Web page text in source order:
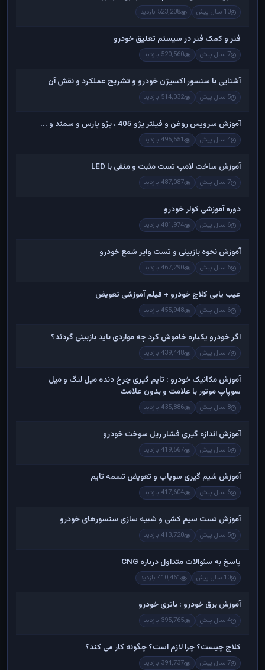
10 سال پیش 523,208 بازدید
فنر و کمک فنر در سیستم تعلیق خودرو
7 سال پیش 520,560 بازدید
آشنایی با سنسور اکسیژن خودرو و تشریح عملکرد و نقش آن
5 سال پیش 514,032 بازدید
آموزش سرویس روغن و فیلتر پژو 405 ، پژو پارس و سمند و ...
4 سال پیش 495,551 بازدید
آموزش ساخت لامپ تست مثبت و منفی با LED
7 سال پیش 487,087 بازدید
دوره آموزشی کولر خودرو
6 سال پیش 481,974 بازدید
آموزش نحوه بازبینی و تست وایر شمع خودرو
6 سال پیش 467,290 بازدید
عیب یابی کلاچ خودرو + فیلم آموزشی تعویض
6 سال پیش 455,948 بازدید
اگر خودرو یکباره خاموش کرد چه مواردی باید بازبینی گردند؟
7 سال پیش 439,448 بازدید
آموزش مکانیک خودرو : تایم گیری چرخ دنده میل لنگ و میل
سوپاپ موتور با علامت و بدون علامت
8 سال پیش 435,886 بازدید
آموزش اندازه گیری فشار ریل سوخت خودرو
6 سال پیش 419,567 بازدید
آموزش شیم گیری سوپاپ و تعویض تسمه تایم
6 سال پیش 417,604 بازدید
آموزش تست سیم کشی و شبیه سازی سنسورهای خودرو
5 سال پیش 413,720 بازدید
پاسخ به سئوالات متداول درباره CNG
10 سال پیش 410,461 بازدید
آموزش برق خودرو : باتری خودرو
4 سال پیش 395,765 بازدید
کلاچ چیست؟ چرا لازم است؟ چگونه کار می کند؟
7 سال پیش 394,737 بازدید